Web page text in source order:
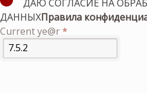
ДАЮ СОГЛАСИЕ НА
ДАННЫХПравила
Current ye@r*